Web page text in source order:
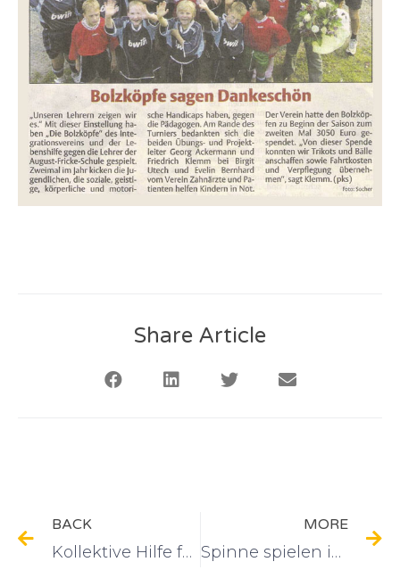
Share Article
BACK
Kollektive Hilfe für Kinder in Not
MORE
Spinne spielen in der Pause